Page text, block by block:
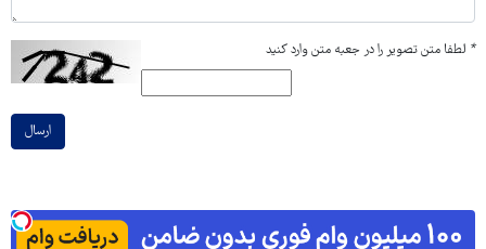
* لطفا متن تصویر را در جعبه متن وارد کنید
ارسال